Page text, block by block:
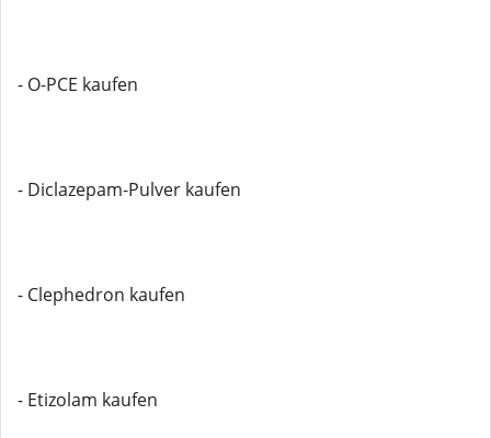
- O-PCE kaufen
- Diclazepam-Pulver kaufen
- Clephedron kaufen
- Etizolam kaufen